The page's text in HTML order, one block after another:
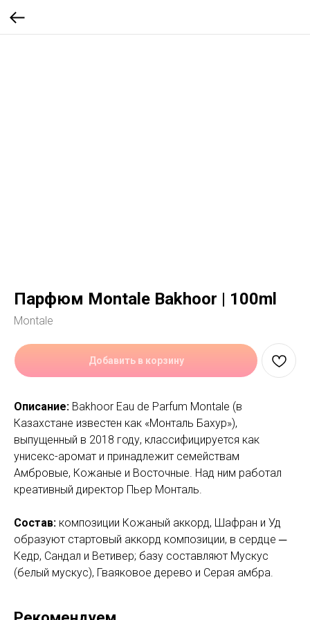
Парфюм Montale Bakhoor | 100ml
Montale
Добавить в корзину
Описание: Bakhoor Eau de Parfum Montale (в
Казахстане известен как «Монталь Бахур»),
выпущенный в 2018 году, классифицируется как
унисекс-аромат и принадлежит семействам
Амбровые, Кожаные и Восточные. Над ним работал
креативный директор Пьер Монталь.
Состав: композиции Кожаный аккорд, Шафран и Уд
образуют стартовый аккорд композиции, в сердце ─
Кедр, Сандал и Ветивер; базу составляют Мускус
(белый мускус), Гваяковое дерево и Серая амбра.